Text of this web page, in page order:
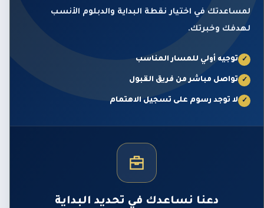
لمساعدتك في اختيار نقطة البداية والدبلوم الأنسب
لهدفك وخبرتك.
✓ توجيه أولي للمسار المناسب
✓ تواصل مباشر من فريق القبول
✓ لا توجد رسوم على تسجيل الاهتمام
دعنا نساعدك في تحديد البداية